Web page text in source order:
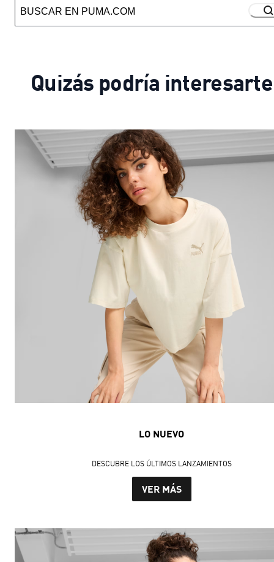
Quizás podría interesarte
LO NUEVO
DESCUBRE LOS ÚLTIMOS LANZAMIENTOS
VER MÁS